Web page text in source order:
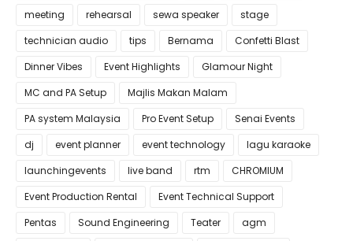
meeting
rehearsal sewa speaker
stage
technician audio
tips Bernama
Confetti Blast
Dinner Vibes
Event Highlights
Glamour Night
MC and PA Setup
Majlis Makan Malam
PA system Malaysia
Pro Event Setup
Senai Events
dj
event planner event technology
lagu karaoke
launchingevents
live band rtm
CHROMIUM
Event Production Rental
Event Technical Support
Pentas
Sound Engineering Teater
agm